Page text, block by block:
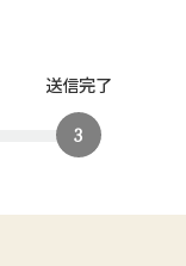
送信完了
3